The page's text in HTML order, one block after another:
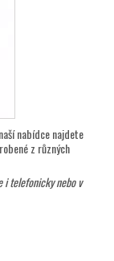
nabídce najdete
z různých
i telefonicky nebo v